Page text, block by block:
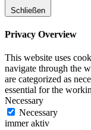
Schließen
Privacy Overview
This website uses
navigate through the
are categorized as
essential for the
Necessary
Necessary
immer aktiv